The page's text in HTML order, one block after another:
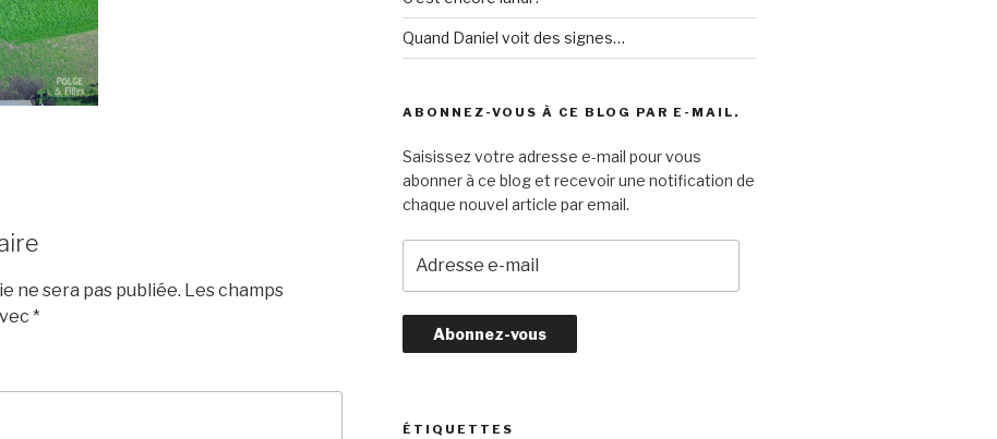
ne sera pas publiée. Les champs
*
Quand Daniel voit des signes…
ABONNEZ-VOUS À CE BLOG PAR E-MAIL.
Saisissez votre adresse e-mail pour vous
abonner à ce blog et recevoir une notification de
chaque nouvel article par email.
e
s
e
ÉTIQUETTES